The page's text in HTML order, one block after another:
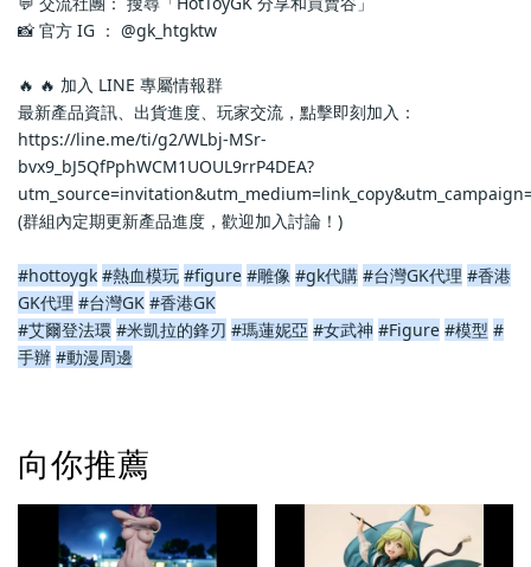
📸 官方 IG ： @gk_htgktw
🔥 🔥 加入 LINE 專屬情報群
最新產品資訊、出貨進度、玩家交流，點擊即刻加入：
https://line.me/ti/g2/WLbj-MSr-
bvx9_bJ5QfPphWCM1UOUL9rrP4DEA?
(群組內定期更新產品進度，歡迎加入討論！)
#hottoygk #熱血模玩 #figure #雕像 #gk代購 #台灣GK代理 #香港
GK代理 #台灣GK #香港GK
#艾爾登法環 #米凱拉的鋒刃 #瑪蓮妮亞 #女武神 #Figure #模型 #
手辦 #動漫周邊
向你推薦